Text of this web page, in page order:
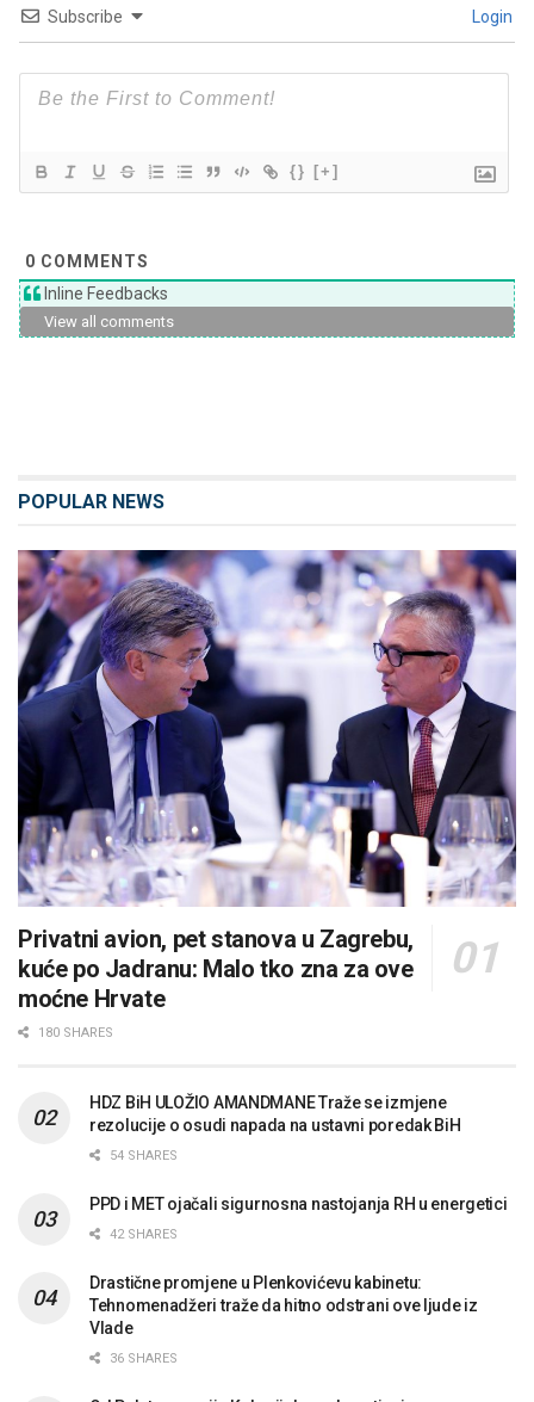
Subscribe Login
{} [+]
0 COMMENTS
Inline Feedbacks
View all comments
POPULAR NEWS
Privatni avion, pet stanova u Zagrebu,
kuće po Jadranu: Malo tko zna za ove
moćne Hrvate
180 SHARES
HDZ BiH ULOŽIO AMANDMANE Traže se izmjene
rezolucije o osudi napada na ustavni poredak BiH
54 SHARES
PPD i MET ojačali sigurnosna nastojanja RH u energetici
42 SHARES
Drastične promjene u Plenkovićevu kabinetu:
Tehnomenadžeri traže da hitno odstrani ove ljude iz
Vlade
36 SHARES